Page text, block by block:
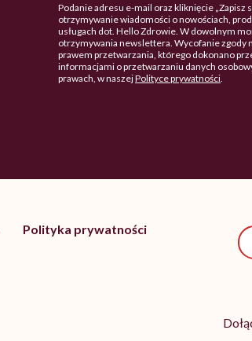
Podanie adresu e-mail oraz kliknięcie „Zapisz
otrzymywanie wiadomości o nowościach,
usługach dot. Hello Zdrowie. W dowolnym
otrzymywania newslettera. Wycofanie zgody
prawem przetwarzania, którego dokonano
informacjami o przetwarzaniu danych
prawach, w naszejPolityce prywatności
Polityka prywatności